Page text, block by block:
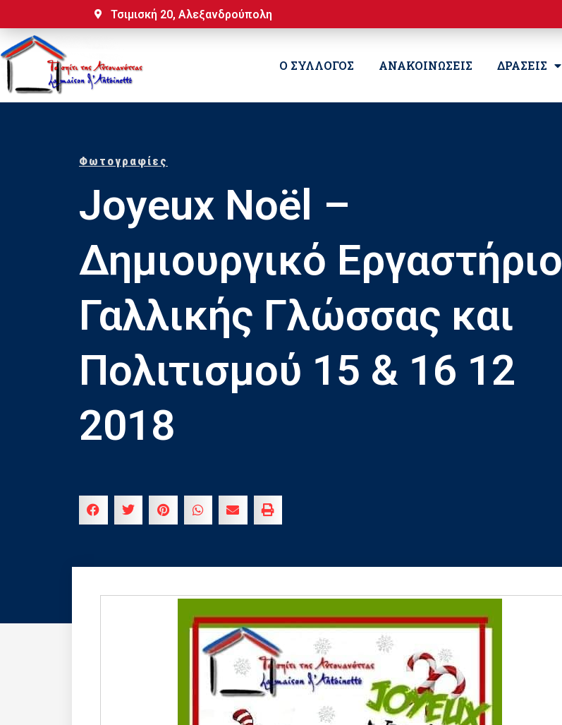
Τσιμισκή 20, Αλεξανδρούπολη
Ο ΣΥΛΛΟΓΟΣ ΑΝΑΚΟΙΝΩΣΕΙΣ ΔΡΑΣΕΙΣ
Φωτογραφίες
Joyeux Noël –
Δημιουργικό Εργαστήριο
Γαλλικής Γλώσσας και
Πολιτισμού 15 & 16 12
2018